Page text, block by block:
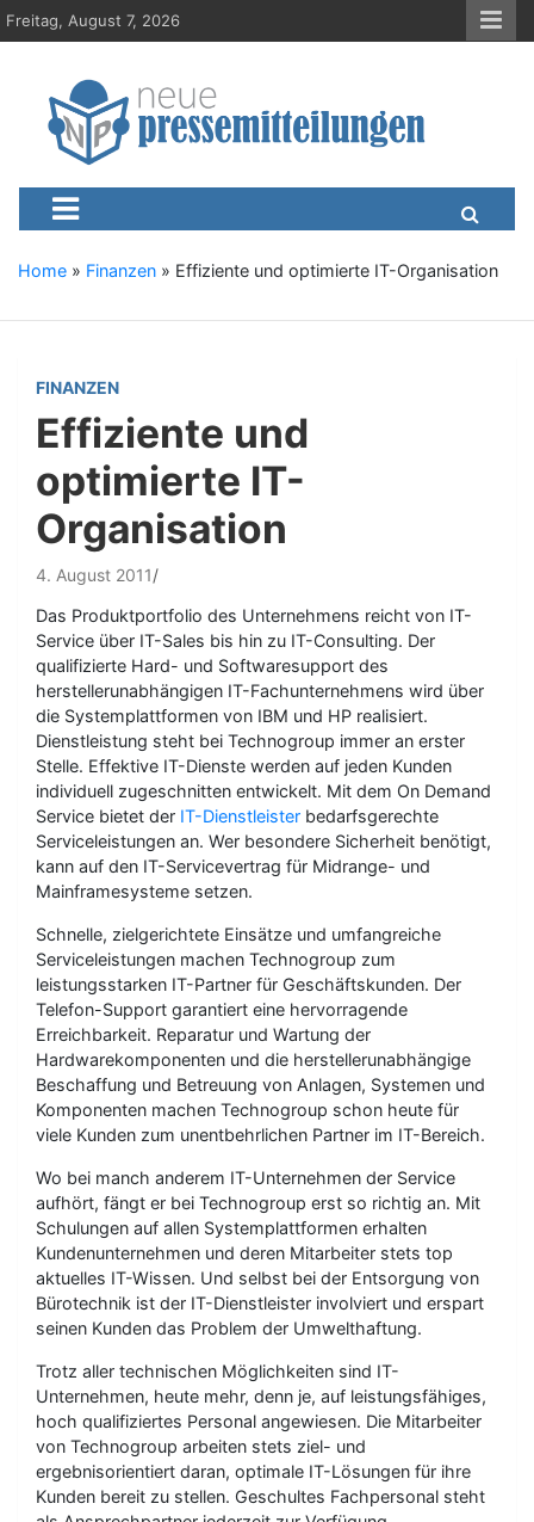
S
k
Freitag, August 7, 2026
Neue-
Presseportal, Nachrichten, News, Meldungen, Wirtschaft
Home » Finanzen » Effiziente und optimierte IT-Organisation
FINANZEN
Effiziente und
optimierte IT-
Organisation
4. August 2011
Das Produktportfolio des Unternehmens reicht von IT-
Service über IT-Sales bis hin zu IT-Consulting. Der
qualifizierte Hard- und Softwaresupport des
herstellerunabhängigen IT-Fachunternehmens wird über
die Systemplattformen von IBM und HP realisiert.
Dienstleistung steht bei Technogroup immer an erster
Stelle. Effektive IT-Dienste werden auf jeden Kunden
individuell zugeschnitten entwickelt. Mit dem On Demand
Service bietet der IT-Dienstleister bedarfsgerechte
Serviceleistungen an. Wer besondere Sicherheit benötigt,
kann auf den IT-Servicevertrag für Midrange- und
Mainframesysteme setzen.
Schnelle, zielgerichtete Einsätze und umfangreiche
Serviceleistungen machen Technogroup zum
leistungsstarken IT-Partner für Geschäftskunden. Der
Telefon-Support garantiert eine hervorragende
Erreichbarkeit. Reparatur und Wartung der
Hardwarekomponenten und die herstellerunabhängige
Beschaffung und Betreuung von Anlagen, Systemen und
Komponenten machen Technogroup schon heute für
viele Kunden zum unentbehrlichen Partner im IT-Bereich.
Wo bei manch anderem IT-Unternehmen der Service
aufhört, fängt er bei Technogroup erst so richtig an. Mit
Schulungen auf allen Systemplattformen erhalten
Kundenunternehmen und deren Mitarbeiter stets top
aktuelles IT-Wissen. Und selbst bei der Entsorgung von
Bürotechnik ist der IT-Dienstleister involviert und erspart
seinen Kunden das Problem der Umwelthaftung.
Trotz aller technischen Möglichkeiten sind IT-
Unternehmen, heute mehr, denn je, auf leistungsfähiges,
hoch qualifiziertes Personal angewiesen. Die Mitarbeiter
von Technogroup arbeiten stets ziel- und
ergebnisorientiert daran, optimale IT-Lösungen für ihre
Kunden bereit zu stellen. Geschultes Fachpersonal steht